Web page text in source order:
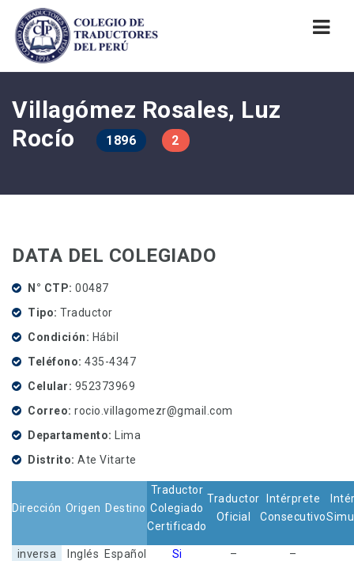
Villagómez Rosales, Luz
Rocío
1896 2
DATA DEL COLEGIADO
N° CTP 00487
Tipo Traductor
Condición
Hábil
Teléfono 435-4347
Celular
952373969
Correo rocio.villagomezr@gmail.com
Departamento Lima
Distrito Ate Vitarte
Dirección Origen Destino
Traductor
Colegiado
Certificado
Traductor
Oficial
Intérprete
Consecutivo
inversa Inglés Español Si – –